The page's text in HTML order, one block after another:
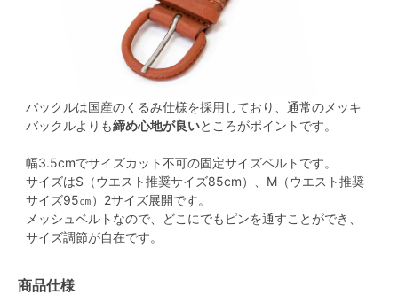
バックルは国産のくるみ仕様を採用しており、通常のメッキ
バックルよりも締め心地が良いところがポイントです。
幅3.5cmでサイズカット不可の固定サイズベルトです。
サイズはS（ウエスト推奨サイズ85cm）、M（ウエスト推奨
サイズ95㎝）2サイズ展開です。
メッシュベルトなので、どこにでもピンを通すことができ、
サイズ調節が自在です。
商品仕様